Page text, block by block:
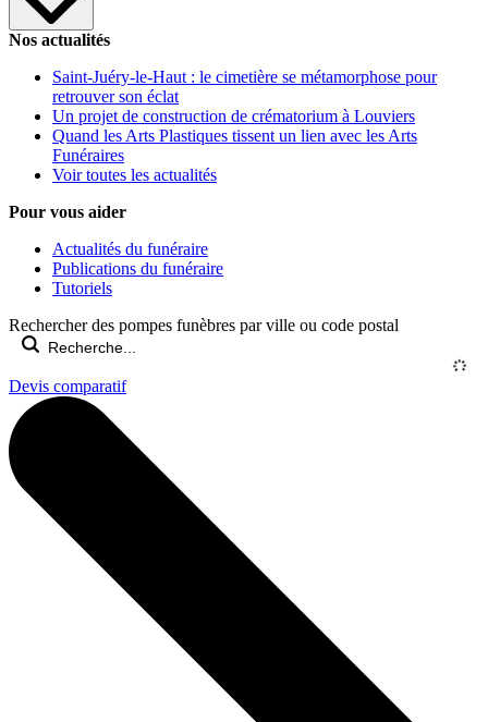
Nos actualités
Saint-Juéry-le-Haut : le cimetière se métamorphose pour
retrouver son éclat
Un projet de construction de crématorium à Louviers
Quand les Arts Plastiques tissent un lien avec les Arts
Funéraires
Voir toutes les actualités
Pour vous aider
Actualités du funéraire
Publications du funéraire
Tutoriels
Rechercher des pompes funèbres par ville ou code postal
Devis comparatif